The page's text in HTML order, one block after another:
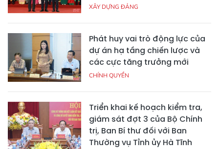
XÂY DỰNG ĐẢNG
Phát huy vai trò động lực của
dự án hạ tầng chiến lược và
các cực tăng trưởng mới
CHÍNH QUYỀN
Triển khai kế hoạch kiểm tra,
giám sát đợt 3 của Bộ Chính
trị, Ban Bí thư đối với Ban
Thường vụ Tỉnh ủy Hà Tĩnh